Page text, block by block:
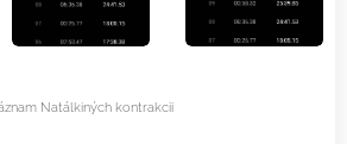
Natálkiných kontrakcii